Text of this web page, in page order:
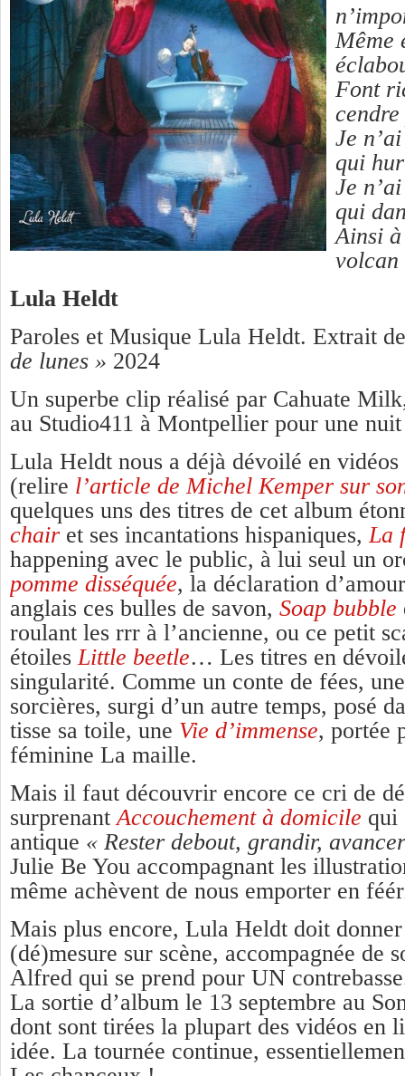
Même
Font
Je
qui
Je
qui
Ainsi
volcan
Lula Heldt
Paroles et Musique Lula Heldt. Extrait
de lunes » 2024
Un superbe clip réalisé par Cahuate
au Studio411 à Montpellier pour une
Lula Heldt nous a déjà dévoilé en vidéos
(relire l’article de Michel Kemper sur
quelques uns des titres de cet album
chair et ses incantations hispaniques, La
happening avec le public, à lui seul un
pomme disséquée, la déclaration
anglais ces bulles de savon, Soap bubble
roulant les rrr à l’ancienne, ou ce petit
étoiles Little beetle… Les titres en
singularité. Comme un conte de fées,
sorcières, surgi d’un autre temps, posé
tisse sa toile, une Vie d’immense, portée
féminine La maille.
Mais il faut découvrir encore ce cri de
surprenant Accouchement à domicile qui
antique « Rester debout, grandir,
Julie Be You accompagnant les
même achèvent de nous emporter en
Mais plus encore, Lula Heldt doit donner
(dé)mesure sur scène, accompagnée de
Alfred qui se prend pour UN
La sortie d’album le 13 septembre au
dont sont tirées la plupart des vidéos en
idée. La tournée continue,